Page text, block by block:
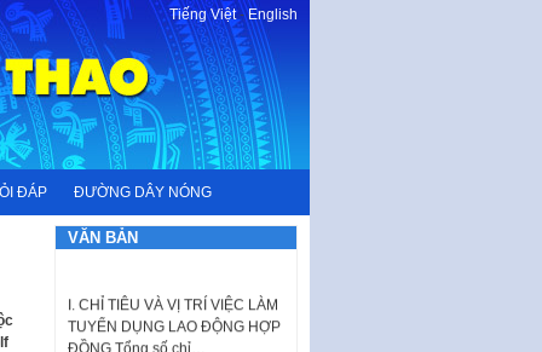
Tiếng Việt-English
ĐÁP ĐƯỜNG DÂY NÓNG
VĂN BẢN
TUYỂN DỤNG LAO ĐỘNG HỢP
ĐỒNG Tổng số chỉ…